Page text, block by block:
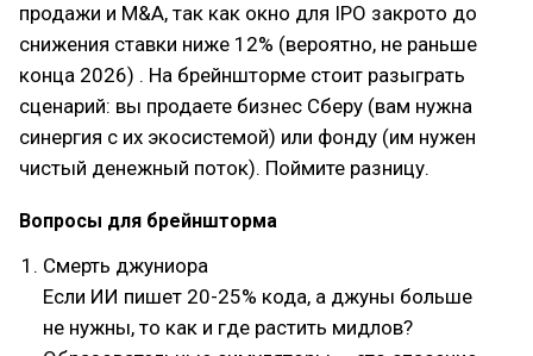
продажи и M&A, так как окно для IPO закрото до
снижения ставки ниже 12% (вероятно, не раньше
конца 2026) . На брейншторме стоит разыграть
сценарий: вы продаете бизнес Сберу (вам нужна
синергия с их экосистемой) или фонду (им нужен
чистый денежный поток). Поймите разницу.
Вопросы для брейншторма
Смерть джуниора
Если ИИ пишет 20-25% кода, а джуны больше
не нужны, то как и где растить мидлов?